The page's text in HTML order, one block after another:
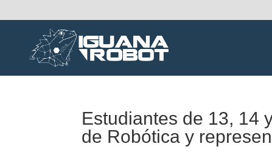
Estudiantes de 13, 14
de Robótica y